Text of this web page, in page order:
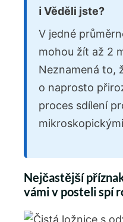
ℹ️ Věděli jste?
V jedné
mohou žít až 2
Neznamená to,
o naprosto
proces sdílení
Nejčastější
vámi v posteli spí